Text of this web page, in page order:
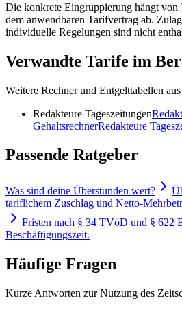
Die konkrete Eingruppierung hängt von
dem anwendbaren Tarifvertrag ab.
individuelle Regelungen sind nicht
Verwandte Tarife im
Weitere Rechner und Entgelttabellen
Redakteure Tageszeitungen
GehaltsrechnerRedakteure
Passende Ratgeber
Was sind deine Überstunden wert?
tariflichem Zuschlag und Netto-
Fristen nach § 34 TVöD und § 622
Beschäftigungszeit.
Häufige Fragen
Kurze Antworten zur Nutzung des